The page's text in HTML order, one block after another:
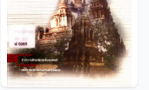
จัดการคุณภาพสิ่งแวดล้อม
บริเวณเมืองเก่าเวียงกุมกาม